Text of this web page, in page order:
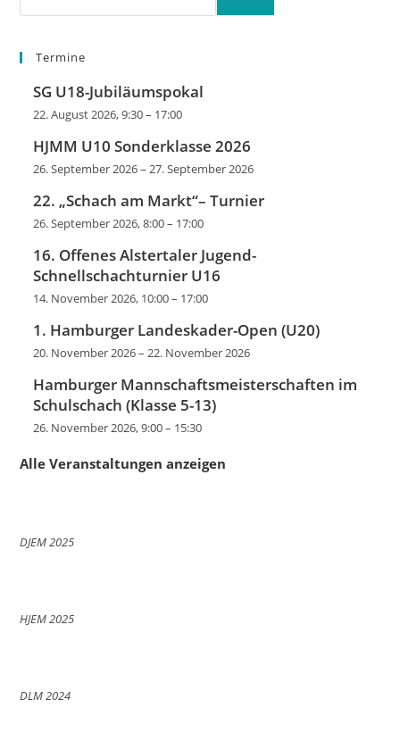
Termine
SG U18-Jubiläumspokal
22. August 2026, 9:30– 17:00
HJMM U10 Sonderklasse 2026
26. September 2026– 27. September 2026
22. „Schach am Markt“– Turnier
26. September 2026, 8:00– 17:00
16. Offenes Alstertaler Jugend-
Schnellschachturnier U16
14. November 2026, 10:00– 17:00
1. Hamburger Landeskader-Open (U20)
20. November 2026– 22. November 2026
Hamburger Mannschaftsmeisterschaften im
Schulschach (Klasse 5-13)
26. November 2026, 9:00– 15:30
Alle Veranstaltungen anzeigen
DJEM 2025
HJEM 2025
DLM 2024